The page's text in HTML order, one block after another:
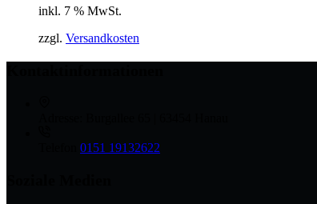
inkl. 7 % MwSt.
zzgl. Versandkosten
0151 19132622